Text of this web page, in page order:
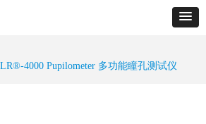
4000 Pupilometer 多功能瞳孔测试仪